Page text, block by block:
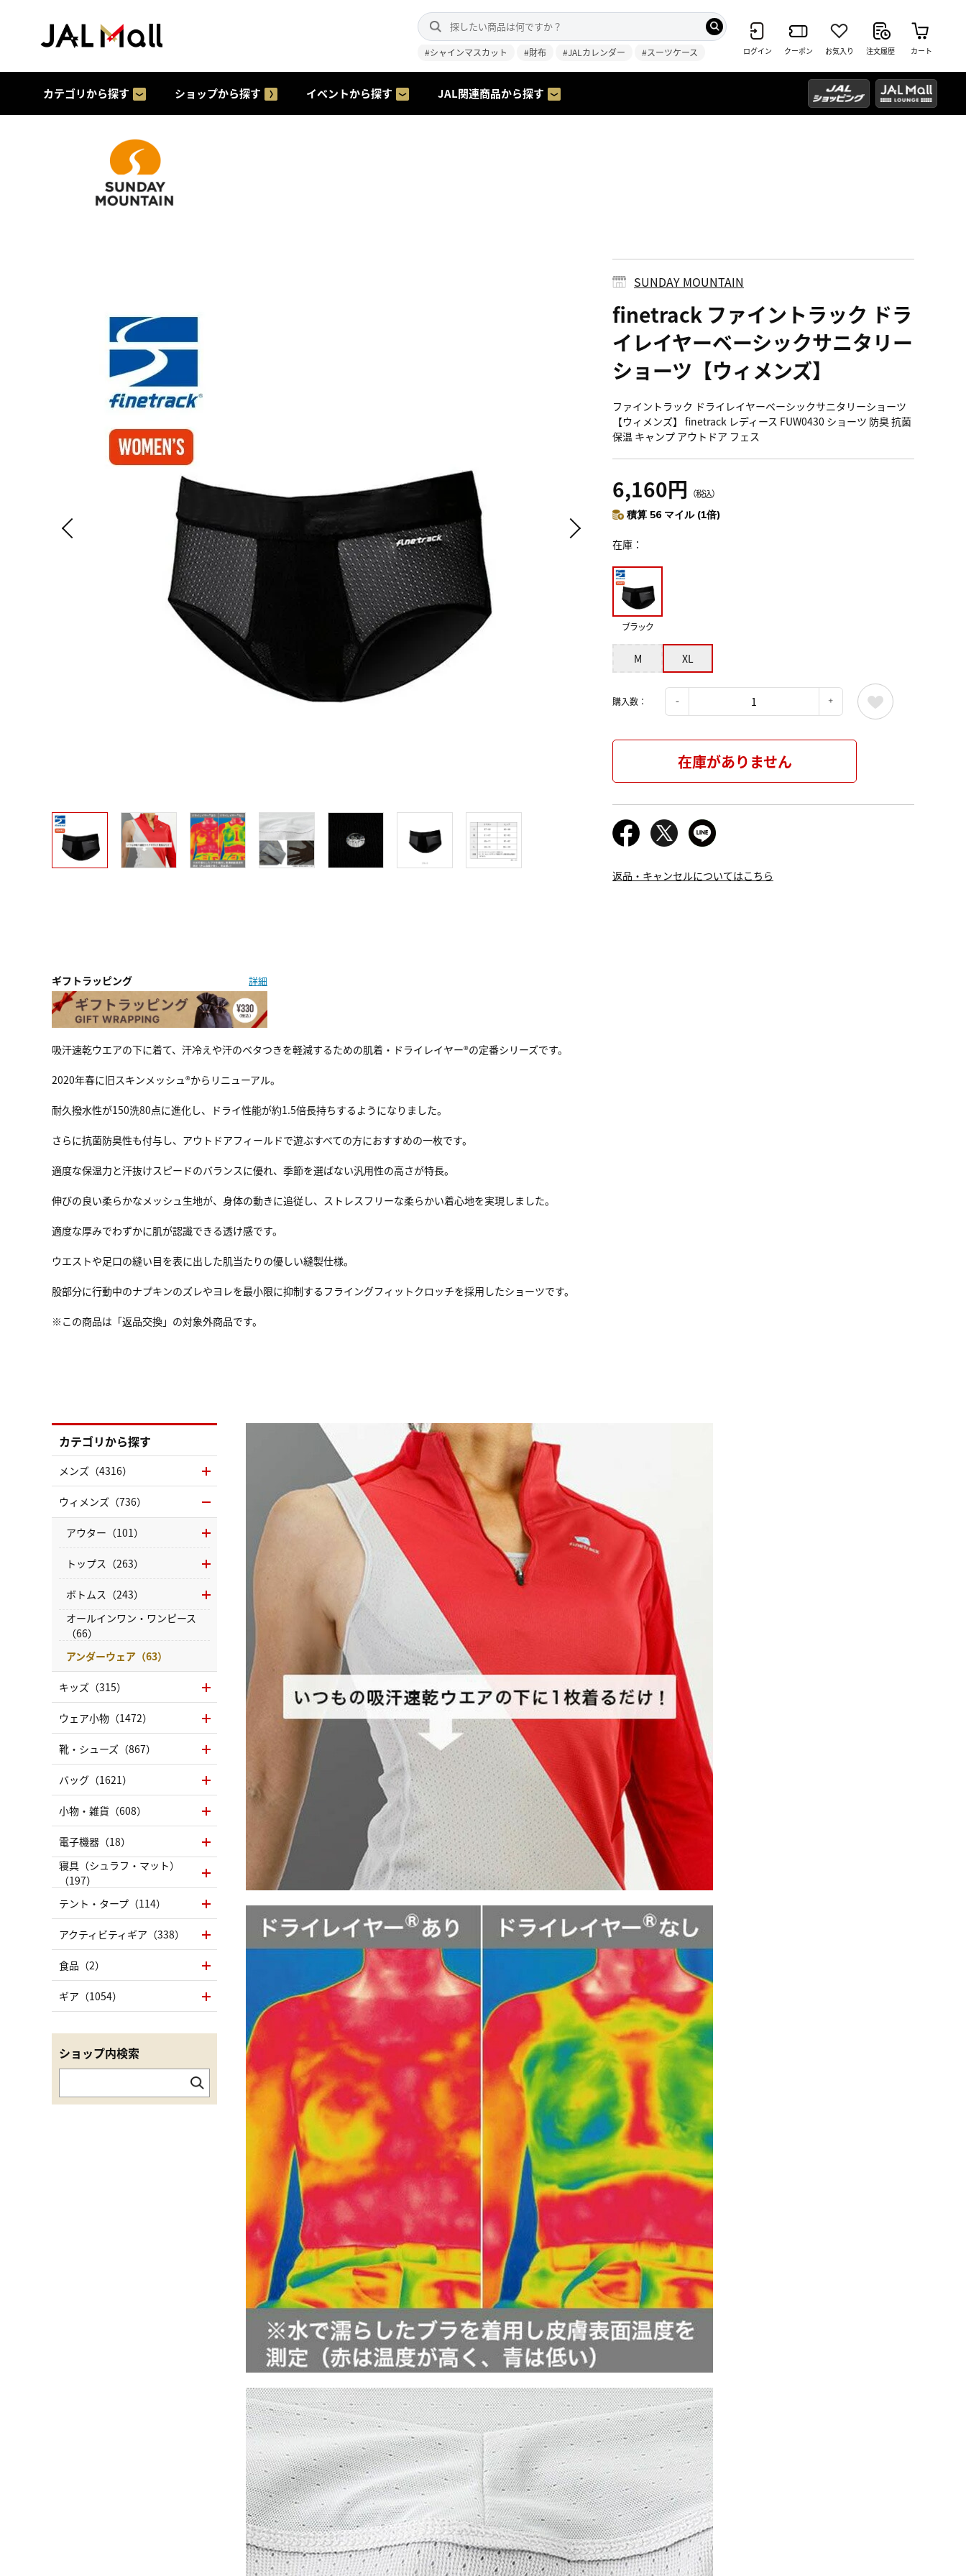
#シャインマスカット #財布 #JALカレンダー #スーツケース ログイン クーポン お気入り 注文履歴 カート
カテゴリから探す ショップから探す イベントから探す JAL関連商品から探す
SUNDAY MOUNTAIN
finetrack ファイントラック ドラ
イレイヤーベーシックサニタリー
ショーツ【ウィメンズ】
ファイントラック ドライレイヤーベーシックサニタリーショーツ
【ウィメンズ】 finetrack レディース FUW0430 ショーツ 防臭 抗菌
保温 キャンプ アウトドア フェス
6,160円 （税込）
積算 56 マイル (1倍)
在庫
ブラック
M XL
購入数：
在庫がありません
返品・キャンセルについてはこちら
ギフトラッピング 詳細
吸汗速乾ウエアの下に着て、汗冷えや汗のベタつきを軽減するための肌着・ドライレイヤー®の定番シリーズです。
2020年春に旧スキンメッシュ®からリニューアル。
耐久撥水性が150洗80点に進化し、ドライ性能が約1.5倍長持ちするようになりました。
さらに抗菌防臭性も付与し、アウトドアフィールドで遊ぶすべての方におすすめの一枚です。
適度な保温力と汗抜けスピードのバランスに優れ、季節を選ばない汎用性の高さが特長。
伸びの良い柔らかなメッシュ生地が、身体の動きに追従し、ストレスフリーな柔らかい着心地を実現しました。
適度な厚みでわずかに肌が認識できる透け感です。
ウエストや足口の縫い目を表に出した肌当たりの優しい縫製仕様。
股部分に行動中のナプキンのズレやヨレを最小限に抑制するフライングフィットクロッチを採用したショーツです。
※この商品は「返品交換」の対象外商品です。
カテゴリから探す
メンズ（4316）
ウィメンズ（736）
アウター（101）
トップス（263）
ボトムス（243）
オールインワン・ワンピース
（66）
アンダーウェア（63）
キッズ（315）
ウェア小物（1472）
靴・シューズ（867）
バッグ（1621）
小物・雑貨（608）
電子機器（18）
寝具（シュラフ・マット）
（197）
テント・タープ（114）
アクティビティギア（338）
食品（2）
ギア（1054）
ショップ内検索